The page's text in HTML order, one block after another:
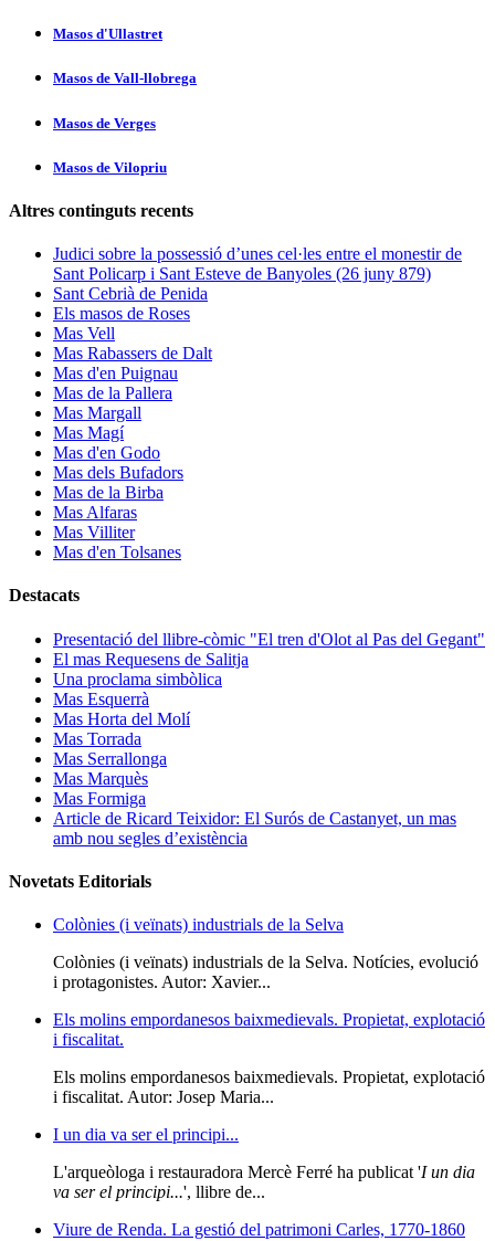
Masos d'Ullastret
Masos de Vall-llobrega
Masos de Verges
Masos de Vilopriu
Altres continguts recents
Judici sobre la possessió d’unes cel·les entre el monestir de
Sant Policarp i Sant Esteve de Banyoles (26 juny 879)
Sant Cebrià de Penida
Els masos de Roses
Mas Vell
Mas Rabassers de Dalt
Mas d'en Puignau
Mas de la Pallera
Mas Margall
Mas Magí
Mas d'en Godo
Mas dels Bufadors
Mas de la Birba
Mas Alfaras
Mas Villiter
Mas d'en Tolsanes
Destacats
Presentació del llibre-còmic "El tren d'Olot al Pas del Gegant"
El mas Requesens de Salitja
Una proclama simbòlica
Mas Esquerrà
Mas Horta del Molí
Mas Torrada
Mas Serrallonga
Mas Marquès
Mas Formiga
Article de Ricard Teixidor: El Surós de Castanyet, un mas
amb nou segles d’existència
Novetats Editorials
Colònies (i veïnats) industrials de la Selva
Colònies (i veïnats) industrials de la Selva. Notícies, evolució
i protagonistes. Autor: Xavier...
Els molins empordanesos baixmedievals. Propietat, explotació
i fiscalitat.
Els molins empordanesos baixmedievals. Propietat, explotació
i fiscalitat. Autor: Josep Maria...
I un dia va ser el principi...
L'arqueòloga i restauradora Mercè Ferré ha publicat 'I un dia
va ser el principi...', llibre de...
Viure de Renda. La gestió del patrimoni Carles, 1770-1860